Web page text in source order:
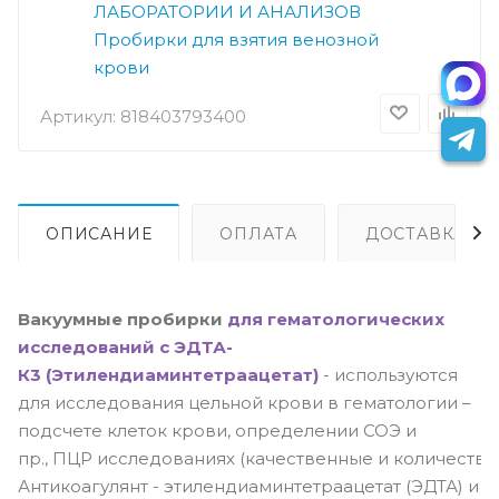
Артикул: 818403793400
ЛАБОРАТОРИИ И АНАЛИЗОВ
Пробирки для взятия венозной
крови
ОПИСАНИЕ ОПЛАТА ДОСТАВКА
Вакуумные пробирки для гематологических
исследований с ЭДТА-
К3 (Этилендиаминтетраацетат) - используются
для исследования цельной крови в гематологии –
подсчете клеток крови, определении СОЭ и
пр., ПЦР исследованиях (качественные и
Антикоагулянт - этилендиаминтетраацетат (ЭДТА) и